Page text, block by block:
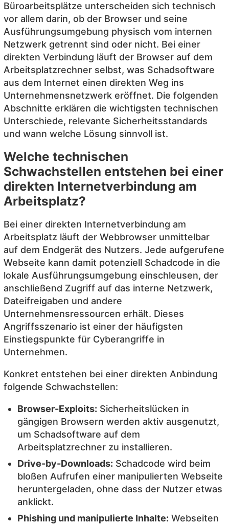
Büroarbeitsplätze unterscheiden sich technisch
vor allem darin, ob der Browser und seine
Ausführungsumgebung physisch vom internen
Netzwerk getrennt sind oder nicht. Bei einer
direkten Verbindung läuft der Browser auf dem
Arbeitsplatzrechner selbst, was Schadsoftware
aus dem Internet einen direkten Weg ins
Unternehmensnetzwerk eröffnet. Die folgenden
Abschnitte erklären die wichtigsten technischen
Unterschiede, relevante Sicherheitsstandards
und wann welche Lösung sinnvoll ist.
Welche technischen
Schwachstellen entstehen bei einer
direkten Internetverbindung am
Arbeitsplatz?
Bei einer direkten Internetverbindung am
Arbeitsplatz läuft der Webbrowser unmittelbar
auf dem Endgerät des Nutzers. Jede aufgerufene
Webseite kann damit potenziell Schadcode in die
lokale Ausführungsumgebung einschleusen, der
anschließend Zugriff auf das interne Netzwerk,
Dateifreigaben und andere
Unternehmensressourcen erhält. Dieses
Angriffsszenario ist einer der häufigsten
Einstiegspunkte für Cyberangriffe in
Unternehmen.
Konkret entstehen bei einer direkten Anbindung
folgende Schwachstellen:
Browser-Exploits: Sicherheitslücken in
gängigen Browsern werden aktiv ausgenutzt,
um Schadsoftware auf dem
Arbeitsplatzrechner zu installieren.
Drive-by-Downloads: Schadcode wird beim
bloßen Aufrufen einer manipulierten Webseite
heruntergeladen, ohne dass der Nutzer etwas
anklickt.
Phishing und manipulierte Inhalte: Webseiten